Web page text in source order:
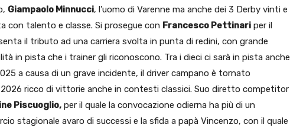
Giampaolo Minnucci, l’uomo di Varenne ma anche dei 3 Derby vinti e
con talento e classe. Si prosegue con Francesco Pettinari per il
il tributo ad una carriera svolta in punta di redini, con grande
in pista che i trainer gli riconoscono. Tra i dieci ci sarà in pista anche
a causa di un grave incidente, il driver campano è tornato
ricco di vittorie anche in contesti classici. Suo diretto competitor
Piscuoglio, per il quale la convocazione odierna ha più di un
stagionale avaro di successi e la sfida a papà Vincenzo, con il quale